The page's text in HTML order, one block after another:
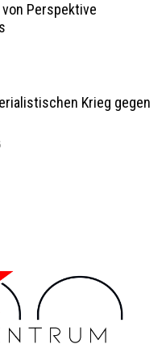
Perspektive
Krieg gegen